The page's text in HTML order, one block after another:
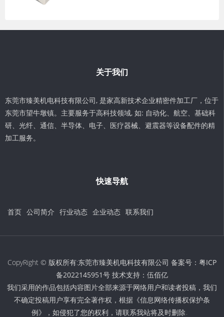
关于我们
东莞市臻美机电科技有限公司, 是家高新技术企业精密件加工厂，位于
东莞市望牛墩镇。主要服务于高科技领域, 如: 自动化、航空、基础科
研、光纤、通信、半导体、电子、医疗器械、避震器等设备配件的精
加工服务。
快速导航
首页 公司简介 行业动态 企业动态 联系我们
CopyRight © 版权所有:东莞市臻美机电科技有限公司 备案号： 粤ICP
备2022145951号 技术支持： 伍佰亿
我们采用的作品包括内容图片全部来源于网络用户和读者投稿，我们
不确定投稿用户享有完全著作权，根据《信息网络传播权保护条
例》，如侵犯了您的权利，请联系我站将及时删除。